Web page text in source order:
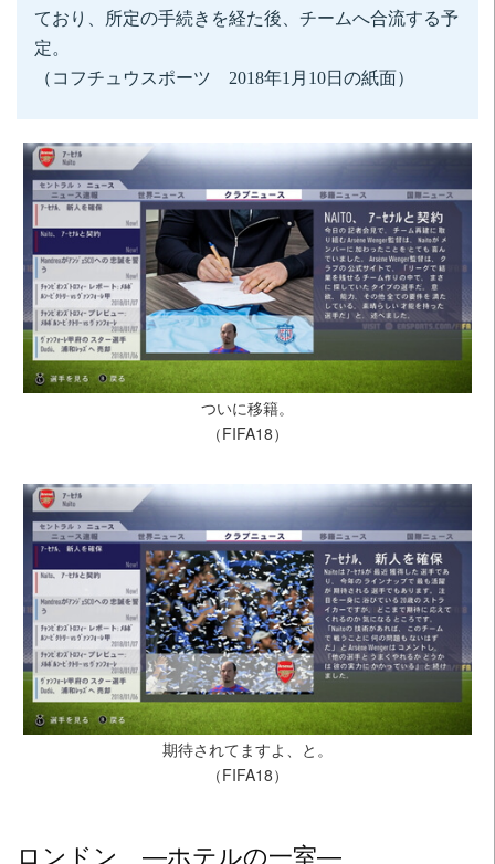
ており、所定の手続きを経た後、チームへ合流する予
定。
（コフチュウスポーツ 2018年1月10日の紙面）
ついに移籍。
（FIFA18）
期待されてますよ、と。
（FIFA18）
ロンドン ―ホテルの一室―